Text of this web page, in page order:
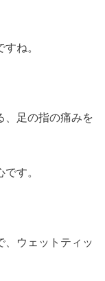
ね。
、足の指の痛みを
す。
、ウェットティッ